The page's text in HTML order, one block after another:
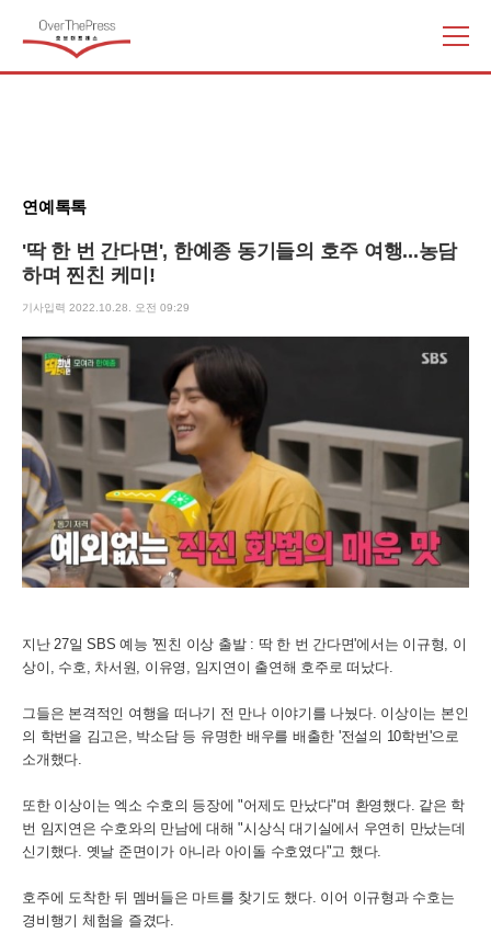
주
요
기
연예톡톡
'딱 한 번 간다면', 한예종 동기들의 호주 여행...농담
하며 찐친 케미!
기사입력 2022.10.28. 오전 09:29
지난 27일 SBS 예능 '찐친 이상 출발 : 딱 한 번 간다면'에서는 이규형, 이
상이, 수호, 차서원, 이유영, 임지연이 출연해 호주로 떠났다.
그들은 본격적인 여행을 떠나기 전 만나 이야기를 나눴다. 이상이는 본인
의 학번을 김고은, 박소담 등 유명한 배우를 배출한 '전설의 10학번'으로
소개했다.
또한 이상이는 엑소 수호의 등장에 "어제도 만났다"며 환영했다. 같은 학
번 임지연은 수호와의 만남에 대해 "시상식 대기실에서 우연히 만났는데
신기했다. 옛날 준면이가 아니라 아이돌 수호였다"고 했다.
호주에 도착한 뒤 멤버들은 마트를 찾기도 했다. 이어 이규형과 수호는
경비행기 체험을 즐겼다.